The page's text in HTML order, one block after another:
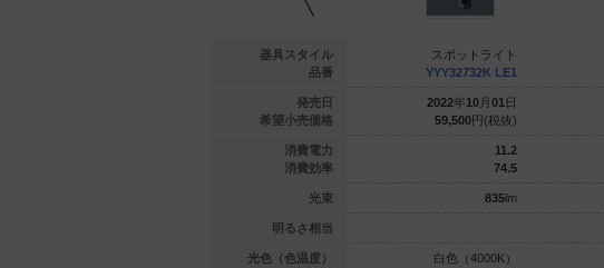
器具スタイル
品番
発売日
希望小売価格
消費電力
消費効率
光束
明るさ相当
光色（色温度）
スポットライト
円(税抜)
17.1
38.8
電球色（3000K）
スポットライト
YYY32732K LE1
2022年10月 01 日
59,500円(税抜)
11.2
74.5
835lm
白色（4000K）